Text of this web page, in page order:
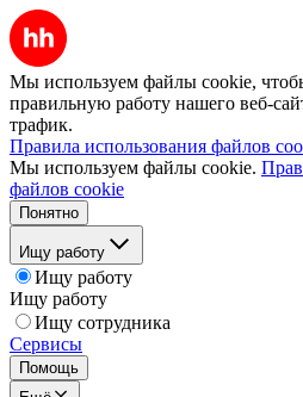
Мы используем файлы cookie,
правильную работу нашего веб-
трафик.
Правила использования файлов
Мы используем файлы cookie.
файлов cookie
Понятно
Ищу работу
Ищу работу
Ищу работу
Ищу сотрудника
Сервисы
Помощь